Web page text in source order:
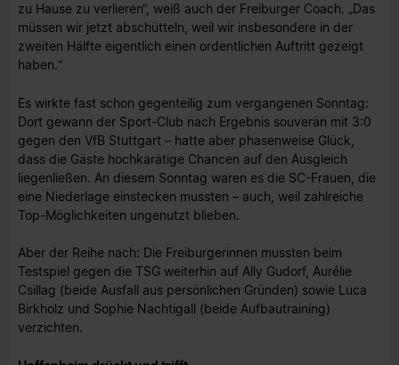
zu Hause zu verlieren“, weiß auch der Freiburger Coach. „Das
müssen wir jetzt abschütteln, weil wir insbesondere in der
zweiten Hälfte eigentlich einen ordentlichen Auftritt gezeigt
haben.“
Es wirkte fast schon gegenteilig zum vergangenen Sonntag:
Dort gewann der Sport-Club nach Ergebnis souverän mit 3:0
gegen den VfB Stuttgart – hatte aber phasenweise Glück,
dass die Gäste hochkarätige Chancen auf den Ausgleich
liegenließen. An diesem Sonntag waren es die SC-Frauen, die
eine Niederlage einstecken mussten – auch, weil zahlreiche
Top-Möglichkeiten ungenutzt blieben.
Aber der Reihe nach: Die Freiburgerinnen mussten beim
Testspiel gegen die TSG weiterhin auf Ally Gudorf, Aurélie
Csillag (beide Ausfall aus persönlichen Gründen) sowie Luca
Birkholz und Sophie Nachtigall (beide Aufbautraining)
verzichten.